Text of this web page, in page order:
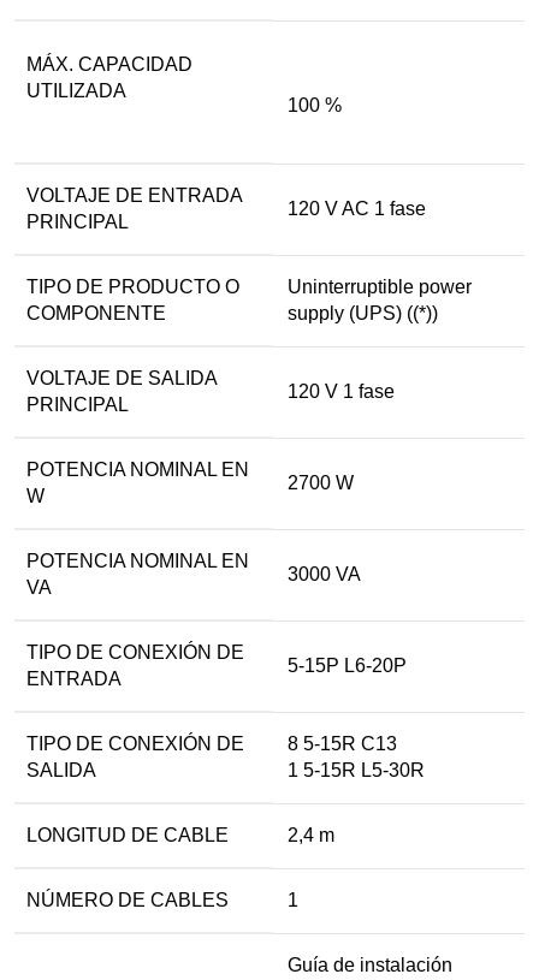
MÁX. CAPACIDAD
UTILIZADA
100 %
VOLTAJE DE ENTRADA
PRINCIPAL
120 V AC 1 fase
TIPO DE PRODUCTO O
COMPONENTE
Uninterruptible power
supply (UPS) ((*))
VOLTAJE DE SALIDA
PRINCIPAL
120 V 1 fase
POTENCIA NOMINAL EN
W
2700 W
POTENCIA NOMINAL EN
VA
3000 VA
TIPO DE CONEXIÓN DE
ENTRADA
5-15P L6-20P
TIPO DE CONEXIÓN DE
SALIDA
8 5-15R C13
1 5-15R L5-30R
LONGITUD DE CABLE 2,4 m
NÚMERO DE CABLES 1
Guía de instalación